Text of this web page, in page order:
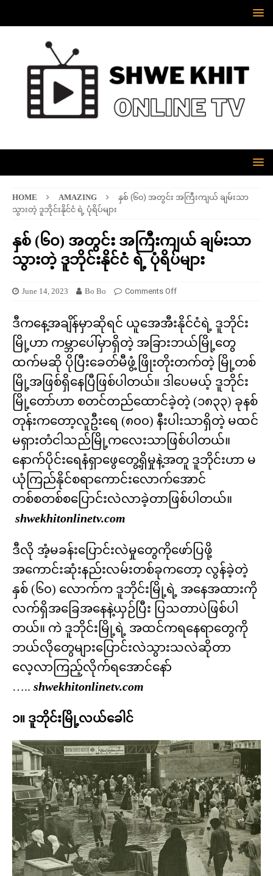
HOME AMAZING
နှစ် (၆၀) အတွင်း အကြီးကျယ် ချမ်းသာ
သွားတဲ့ ဒူဘိုင်းနိုင်ငံ ရဲ့ ပုံရိပ်များ
နှစ် (၆၀) အတွင်း အကြီးကျယ် ချမ်းသာ
သွားတဲ့ ဒူဘိုင်းနိုင်ငံ ရဲ့ ပုံရိပ်များ
June 14, 2023 Bo Bo Comments Off
ဒီကနေ့အချိန်မှာဆိုရင် ယူအေအီးနိုင်ငံရဲ့ ဒူဘိုင်း
မြို့ဟာ ကမ္ဘာပေါ်မှာရှိတဲ့ အခြားဘယ်မြို့တွေ
ထက်မဆို ပိုပြီးခေတ်မီဖွံ့ဖြိုးတိုးတက်တဲ့ မြို့တစ်
မြို့အဖြစ်ရှိနေပြီဖြစ်ပါတယ်။ ဒါပေမယ့် ဒူဘိုင်း
မြို့တော်ဟာ စတင်တည်ထောင်ခဲ့တဲ့ (၁၈၃၃) ခုနစ်
တုန်းကတော့လူဦးရေ (၈၀၀) နီးပါးသာရှိတဲ့ မထင်
မရှားတံငါသည်မြို့ကလေးသာဖြစ်ပါတယ်။
နောက်ပိုင်းရေနံရှာဖွေတွေ့ရှိမှုနဲ့အတူ ဒူဘိုင်းဟာ မ
ယုံကြည်နိုင်စရာကောင်းလောက်အောင်
တစ်စတစ်စပြောင်းလဲလာခဲ့တာဖြစ်ပါတယ်။
shwekhitonlinetv.com
ဒီလို အံ့မခန်းပြောင်းလဲမှုတွေကိုဖော်ပြဖို့
အကောင်းဆုံးနည်းလမ်းတစ်ခုကတော့ လွန်ခဲ့တဲ့
နှစ် (၆၀) လောက်က ဒူဘိုင်းမြို့ရဲ့ အနေအထားကို
လက်ရှိအခြေအနေနဲ့ယှဉ်ပြီး ပြသတာပဲဖြစ်ပါ
တယ်။ ကဲ ဒူဘိုင်းမြို့ရဲ့ အထင်ကရနေရာတွေကို
ဘယ်လိုတွေများပြောင်းလဲသွားသလဲဆိုတာ
လေ့လာကြည့်လိုက်ရအောင်နော်
….. shwekhitonlinetv.com
၁။ ဒူဘိုင်းမြို့လယ်ခေါင်